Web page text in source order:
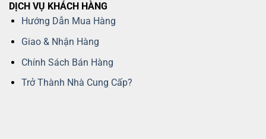
DỊCH VỤ KHÁCH HÀNG
Hướng Dẫn Mua Hàng
Giao & Nhận Hàng
Chính Sách Bán Hàng
Trở Thành Nhà Cung Cấp?